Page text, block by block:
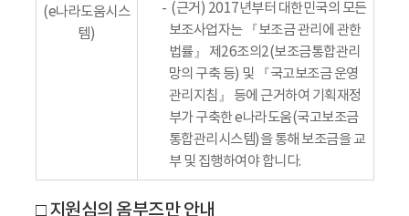
(e나라도움시스
템)
(근거) 2017년부터 대한민국의 모든
보조사업자는 『보조금 관리에 관한
법률』 제26조의2(보조금통합관리
망의 구축 등) 및 『국고보조금 운영
관리지침』 등에 근거하여 기획재정
부가 구축한 e나라도움(국고보조금
통합관리시스템)을 통해 보조금을 교
부 및 집행하여야 합니다.
□ 지원심의 옴부즈만 안내